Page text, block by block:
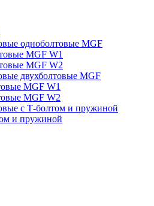
одноболтовые MGF
MGF W1
MGF W2
двухболтовые MGF
MGF W1
MGF W2
с Т-болтом и пружиной
и пружиной